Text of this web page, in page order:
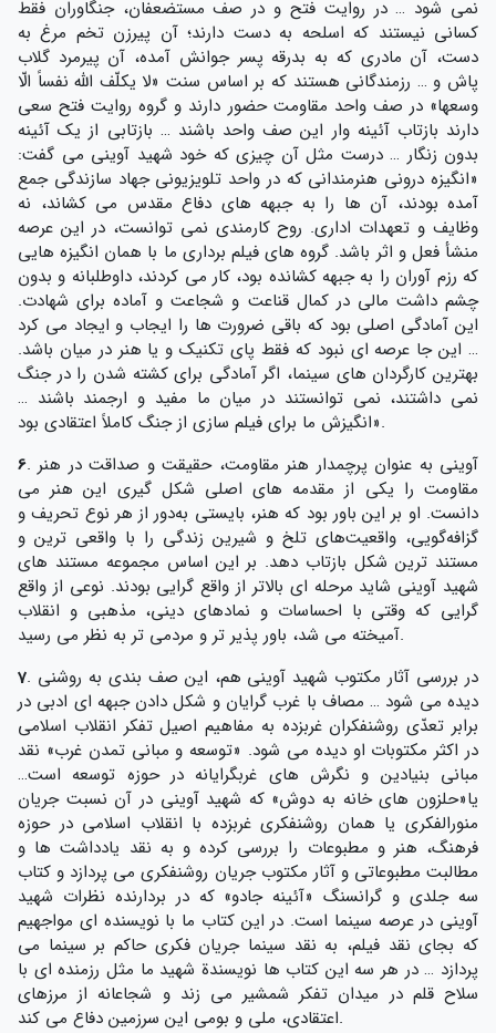
نمی شود … در روایت فتح و در صف مستضعفان، جنگاوران فقط
کسانی نیستند که اسلحه به دست دارند؛ آن پیرزن تخم مرغ به
دست، آن مادری که به بدرقه پسر جوانش آمده، آن پیرمرد گلاب
پاش و … رزمندگانی هستند که بر اساس سنت «لا یکلّف اللَّه نفساً الّا
وسعها» در صف واحد مقاومت حضور دارند و گروه روایت فتح سعی
دارند بازتاب آئینه وار این صف واحد باشند … بازتابی از یک آئینه
بدون زنگار … درست مثل آن چیزی که خود شهید آوینی می گفت:
«انگیزه درونی هنرمندانی که در واحد تلویزیونی جهاد سازندگی جمع
آمده بودند، آن ها را به جبهه های دفاع مقدس می کشاند، نه
وظایف و تعهدات اداری. روح کارمندی نمی توانست، در این عرصه
منشأ فعل و اثر باشد. گروه های فیلم برداری ما با همان انگیزه هایی
که رزم آوران را به جبهه کشانده بود، کار می کردند، داوطلبانه و بدون
چشم داشت مالی در کمال قناعت و شجاعت و آماده برای شهادت.
این آمادگی اصلی بود که باقی ضرورت ها را ایجاب و ایجاد می کرد
… این جا عرصه ای نبود که فقط پای تکنیک و یا هنر در میان باشد.
بهترین کارگردان های سینما، اگر آمادگی برای کشته شدن را در جنگ
نمی داشتند، نمی توانستند در میان ما مفید و ارجمند باشند …
انگیزش ما برای فیلم سازی از جنگ کاملاً اعتقادی بود».
6. آوینی به عنوان پرچمدار هنر مقاومت، حقیقت و صداقت در هنر
مقاومت را یکی از مقدمه های اصلی شکل گیری این هنر می
دانست. او بر این باور بود که هنر، بایستی به‌دور از هر نوع تحریف و
گزافه‌گویی، واقعیت‌های تلخ و شیرین زندگی را با واقعی ترین و
مستند ترین شکل بازتاب دهد. بر این اساس مجموعه مستند های
شهید آوینی شاید مرحله ای بالاتر از واقع گرایی بودند. نوعی از واقع
گرایی که وقتی با احساسات و نمادهای دینی، مذهبی و انقلاب
آمیخته می شد، باور پذیر تر و مردمی تر به نظر می رسید.
7. در بررسی آثار مکتوب شهید آوینی هم، این صف بندی به روشنی
دیده می شود … مصاف با غرب گرایان و شکل دادن جبهه ای ادبی در
برابر تعدّی روشنفکران غربزده به مفاهیم اصیل تفکر انقلاب اسلامی
در اکثر مکتوبات او دیده می شود. «توسعه و مبانی تمدن غرب» نقد
مبانی بنیادین و نگرش های غربگرایانه در حوزه توسعه است…
یا«حلزون های خانه به دوش» که شهید آوینی در آن نسبت جریان
منورالفکری یا همان روشنفکری غربزده با انقلاب اسلامی در حوزه
فرهنگ، هنر و مطبوعات را بررسی کرده و به نقد یادداشت ها و
مطالبت مطبوعاتی و آثار مکتوب جریان روشنفکری می پردازد و کتاب
سه جلدی و گرانسنگ «آئینه جادو» که در بردارنده نظرات شهید
آوینی در عرصه سینما است. در این کتاب ما با نویسنده ای مواجهیم
که بجای نقد فیلم، به نقد سینما جریان فکری حاکم بر سینما می
پردازد … در هر سه این کتاب ها نویسندة شهید ما مثل رزمنده ای با
سلاح قلم در میدان تفکر شمشیر می زند و شجاعانه از مرزهای
اعتقادی، ملی و بومی این سرزمین دفاع می کند.